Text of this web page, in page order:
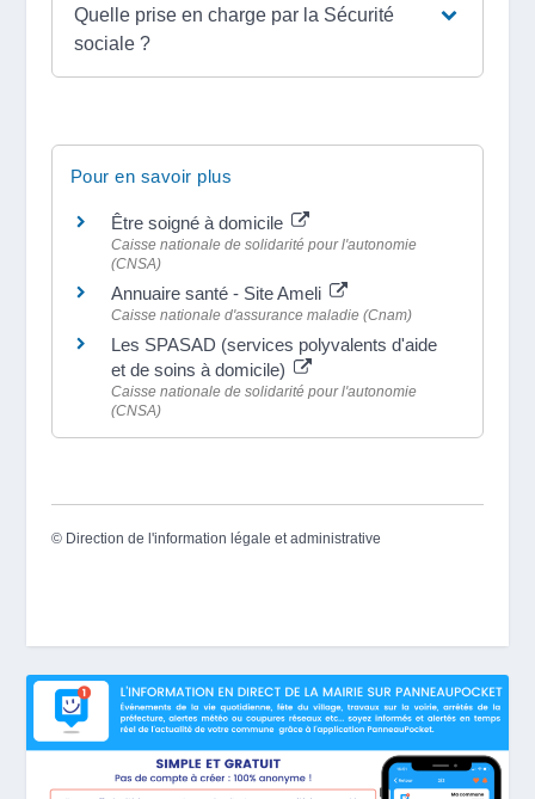
Quelle prise en charge par la Sécurité
sociale ?
Pour en savoir plus
Être soigné à domicile
Caisse nationale de solidarité pour l'autonomie
(CNSA)
Annuaire santé - Site Ameli
Caisse nationale d'assurance maladie (Cnam)
Les SPASAD (services polyvalents d'aide
et de soins à domicile)
Caisse nationale de solidarité pour l'autonomie
(CNSA)
© Direction de l'information légale et administrative